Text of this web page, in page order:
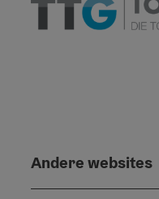
Andere websites